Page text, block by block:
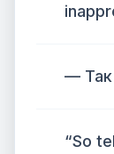
— Так
“So